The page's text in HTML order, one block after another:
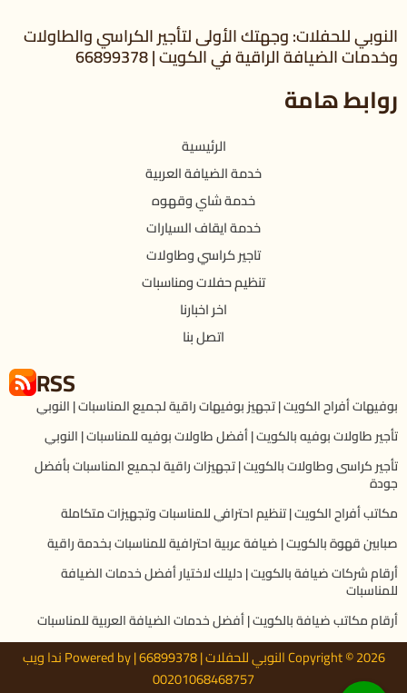
النوبي للحفلات: وجهتك الأولى لتأجير الكراسي والطاولات
وخدمات الضيافة الراقية في الكويت | 66899378
روابط هامة
الرئيسية
خدمة الضيافة العربية
خدمة شاي وقهوه
خدمة ايقاف السيارات
تاجير كراسي وطاولات
تنظيم حفلات ومناسبات
اخر اخبارنا
اتصل بنا
RSS
بوفيهات أفراح الكويت | تجهيز بوفيهات راقية لجميع المناسبات | النوبي
تأجير طاولات بوفيه بالكويت | أفضل طاولات بوفيه للمناسبات | النوبي
تأجير كراسى وطاولات بالكويت | تجهيزات راقية لجميع المناسبات بأفضل
جودة
مكاتب أفراح الكويت | تنظيم احترافي للمناسبات وتجهيزات متكاملة
صبابين قهوة بالكويت | ضيافة عربية احترافية للمناسبات بخدمة راقية
أرقام شركات ضيافة بالكويت | دليلك لاختيار أفضل خدمات الضيافة
للمناسبات
أرقام مكاتب ضيافة بالكويت | أفضل خدمات الضيافة العربية للمناسبات
Copyright © 2026 النوبي للحفلات | 66899378 | Powered by ندا ويب
00201068468757